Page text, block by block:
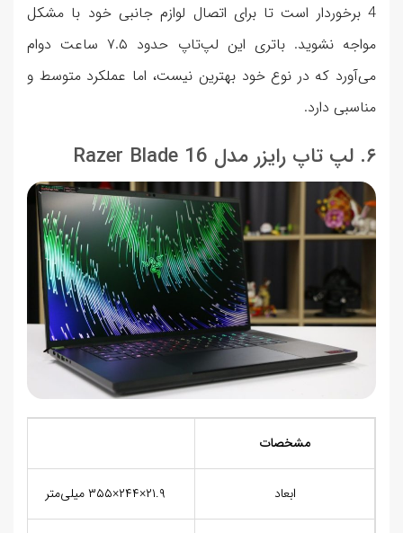
4 برخوردار است تا برای اتصال لوازم جانبی خود با مشکل
مواجه نشوید. باتری این لپ‌تاپ حدود ۷.۵ ساعت دوام
می‌آورد که در نوع خود بهترین نیست، اما عملکرد متوسط و
مناسبی دارد.
۶. لپ تاپ رایزر مدل Razer Blade 16
مشخصات
ابعاد ۲۱.۹×۲۴۴×۳۵۵ میلی‌متر